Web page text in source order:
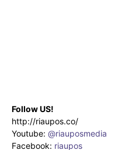
Follow US!
http://riaupos.co/
Youtube: @riauposmedia
Facebook: riaupos